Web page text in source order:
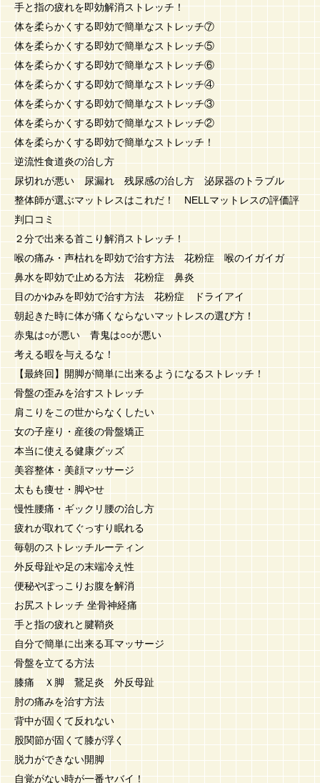
手と指の疲れを即効解消ストレッチ！
体を柔らかくする即効で簡単なストレッチ⑦
体を柔らかくする即効で簡単なストレッチ⑤
体を柔らかくする即効で簡単なストレッチ⑥
体を柔らかくする即効で簡単なストレッチ④
体を柔らかくする即効で簡単なストレッチ③
体を柔らかくする即効で簡単なストレッチ②
体を柔らかくする即効で簡単なストレッチ！
逆流性食道炎の治し方
尿切れが悪い 尿漏れ 残尿感の治し方 泌尿器のトラブル
整体師が選ぶマットレスはこれだ！ NELLマットレスの評価評
判口コミ
２分で出来る首こり解消ストレッチ！
喉の痛み・声枯れを即効で治す方法 花粉症 喉のイガイガ
鼻水を即効で止める方法 花粉症 鼻炎
目のかゆみを即効で治す方法 花粉症 ドライアイ
朝起きた時に体が痛くならないマットレスの選び方！
赤鬼は○が悪い 青鬼は○○が悪い
考える暇を与えるな！
【最終回】開脚が簡単に出来るようになるストレッチ！
骨盤の歪みを治すストレッチ
肩こりをこの世からなくしたい
女の子座り・産後の骨盤矯正
本当に使える健康グッズ
美容整体・美顔マッサージ
太もも痩せ・脚やせ
慢性腰痛・ギックリ腰の治し方
疲れが取れてぐっすり眠れる
毎朝のストレッチルーティン
外反母趾や足の末端冷え性
便秘やぽっこりお腹を解消
お尻ストレッチ 坐骨神経痛
手と指の疲れと腱鞘炎
自分で簡単に出来る耳マッサージ
骨盤を立てる方法
膝痛 Ｘ脚 鵞足炎 外反母趾
肘の痛みを治す方法
背中が固くて反れない
股関節が固くて膝が浮く
脱力ができない開脚
自覚がない時が一番ヤバイ！